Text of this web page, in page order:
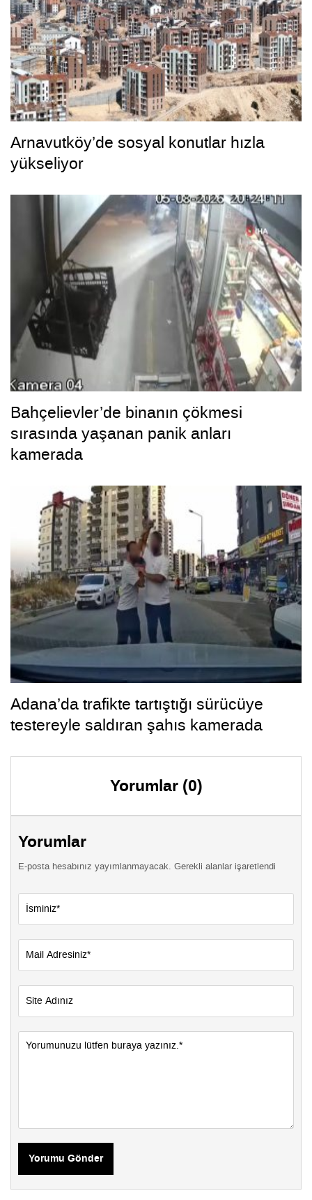
Arnavutköy’de sosyal konutlar hızla
yükseliyor
Bahçelievler’de binanın çökmesi
sırasında yaşanan panik anları
kamerada
Adana’da trafikte tartıştığı sürücüye
testereyle saldıran şahıs kamerada
Yorumlar (0)
Yorumlar
E-posta hesabınız yayımlanmayacak. Gerekli alanlar işaretlendi
Yorumu Gönder